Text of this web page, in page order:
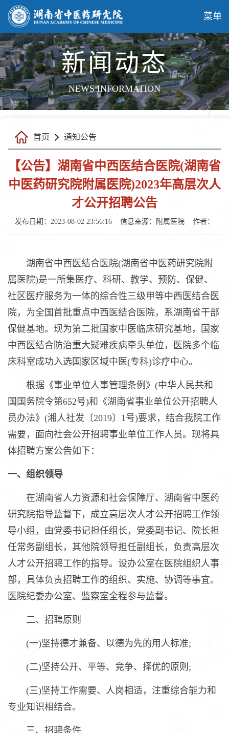
菜单
新闻动态
NEWS INFORMATION
首页 通知公告
【公告】湖南省中西医结合医院(湖南省
中医药研究院附属医院)2023年高层次人
才公开招聘公告
发布日期：2023-08-02 23:56:16 信息来源： 附属医院 作者：
湖南省中西医结合医院(湖南省中医药研究院附
属医院)是一所集医疗、科研、教学、预防、保健、
社区医疗服务为一体的综合性三级甲等中西医结合医
院，为全国首批重点中西医结合医院，系湖南省干部
保健基地。现为第二批国家中医临床研究基地，国家
中西医结合防治重大疑难疾病牵头单位，医院多个临
床科室成功入选国家区域中医(专科)诊疗中心。
根据《事业单位人事管理条例》(中华人民共和
国国务院令第652号)和《湖南省事业单位公开招聘人
员办法》(湘人社发〔2019〕1号)要求，结合我院工作
需要，面向社会公开招聘事业单位工作人员。现将具
体招聘方案公告如下：
一、组织领导
在湖南省人力资源和社会保障厅、湖南省中医药
研究院指导监督下，成立高层次人才公开招聘工作领
导小组，由党委书记担任组长，党委副书记、院长担
任常务副组长，其他院领导担任副组长，负责高层次
人才公开招聘工作的指导。设办公室在医院组织人事
部，具体负责招聘工作的组织、实施、协调等事宜。
医院纪委办公室、监察室全程参与监督。
二、招聘原则
(一)坚持德才兼备、以德为先的用人标准;
(二)坚持公开、平等、竞争、择优的原则;
(三)坚持工作需要、人岗相适，注重综合能力和
专业知识相结合。
三、招聘条件